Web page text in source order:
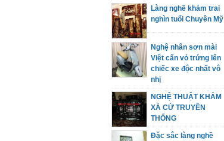
Làng nghề khảm trai
nghìn tuổi Chuyên Mỹ
Nghệ nhân sơn mài
Việt cẩn vỏ trứng lên
chiếc xe độc nhất vô
nhị
NGHỆ THUẬT KHẢM
XÀ CỪ TRUYỀN
THỐNG
Đặc sắc làng nghề